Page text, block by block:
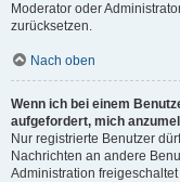
Moderator oder
zurücksetzen.
Nach oben
Wenn ich bei einem
aufgefordert, mich
Nur registrierte Benutzer
Nachrichten an andere
Administration